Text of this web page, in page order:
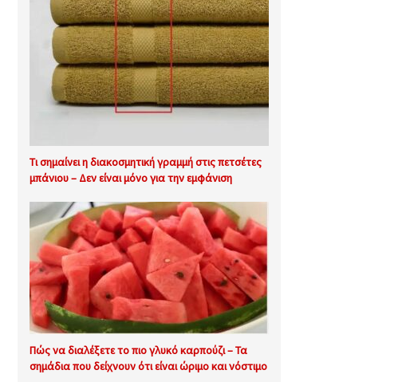
Τι σημαίνει η διακοσμητική γραμμή στις πετσέτες
μπάνιου – Δεν είναι μόνο για την εμφάνιση
Πώς να διαλέξετε το πιο γλυκό καρπούζι – Τα
σημάδια που δείχνουν ότι είναι ώριμο και νόστιμο